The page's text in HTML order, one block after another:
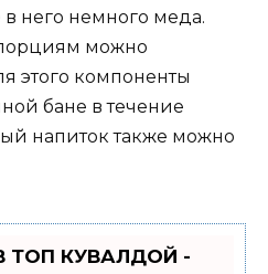
в него немного меда.
можно
этого компоненты
бане в течение
напиток также можно
ТОП КУВАЛДОЙ -